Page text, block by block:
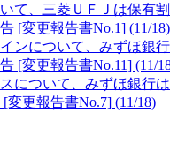
て、三菱ＵＦＪは保有
[変更報告書No.1] (11/18)
ンについて、みずほ銀
[変更報告書No.11] (11/
について、みずほ銀行
変更報告書No.7] (11/18)